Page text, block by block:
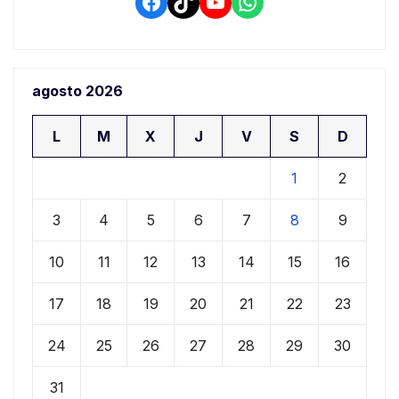
agosto 2026
L M X J V S D
1 2
3 4 5 6 7 8 9
10 11 12 13 14 15 16
17 18 19 20 21 22 23
24 25 26 27 28 29 30
31